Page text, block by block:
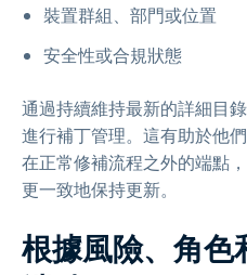
裝置群組、部門或位置
安全性或合規狀態
通過持續維持最新的詳細目
進行補丁管理。這有助於他
在正常修補流程之外的端點
更一致地保持更新。
根據風險、角色